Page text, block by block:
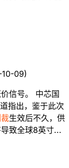
09)
信号。 中芯国
指出，鉴于此次
生效后不久，供
致全球8英寸...